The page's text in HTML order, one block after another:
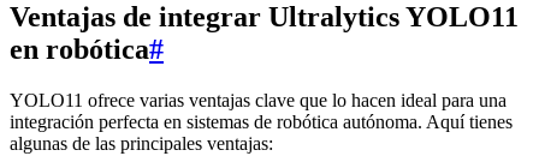
Ventajas de integrar Ultralytics YOLO11
en robótica#
YOLO11 ofrece varias ventajas clave que lo hacen ideal para una
integración perfecta en sistemas de robótica autónoma. Aquí tienes
algunas de las principales ventajas: